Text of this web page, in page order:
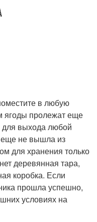
в любую
ягоды пролежат еще
для выхода любой
еще не вышла из
для хранения только
деревянная тара,
коробка. Если
прошла успешно,
условиях на